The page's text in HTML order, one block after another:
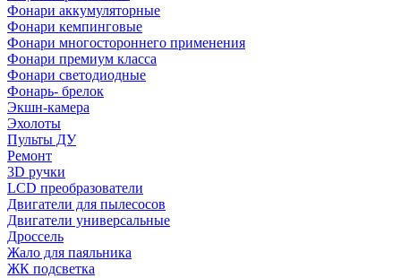
Фонари аккумуляторные
Фонари кемпинговые
Фонари многостороннего применения
Фонари премиум класса
Фонари светодиодные
Фонарь- брелок
Экшн-камера
Эхолоты
Пульты ДУ
Ремонт
3D ручки
LCD преобразователи
Двигатели для пылесосов
Двигатели универсальные
Дроссель
Жало для паяльника
ЖК подсветка